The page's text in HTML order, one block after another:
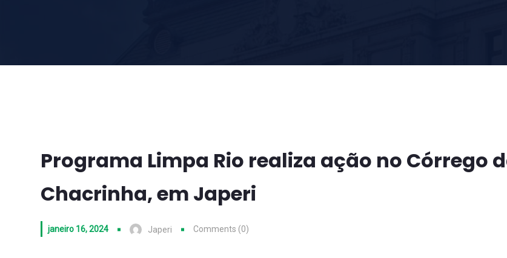
Programa Limpa Rio realiza ação no Córrego
Chacrinha, em Japeri
janeiro 16, 2024 Japeri Comments (0)